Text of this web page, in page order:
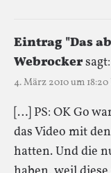
Eintrag "Das
Webrockersagt:
4. März 2010 um
[…] PS: OK Go
das Video mit
hatten. Und die